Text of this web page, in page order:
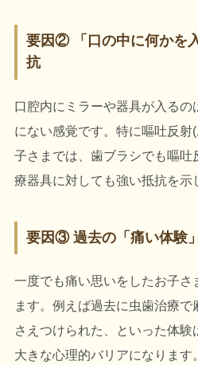
要因② 「口の中に何かを
抗
口腔内にミラーや器具が入るの
にない感覚です。特に嘔吐反
子さまでは、歯ブラシでも嘔吐
療器具に対しても強い抵抗を示
要因③ 過去の「痛い体験
一度でも痛い思いをしたお子さ
ます。例えば過去に虫歯治療
さえつけられた、といった体
大きな心理的バリアになります